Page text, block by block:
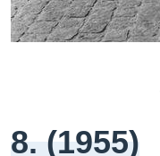
8. (1955)